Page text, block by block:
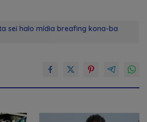
sei halo mídia breafing kona-ba